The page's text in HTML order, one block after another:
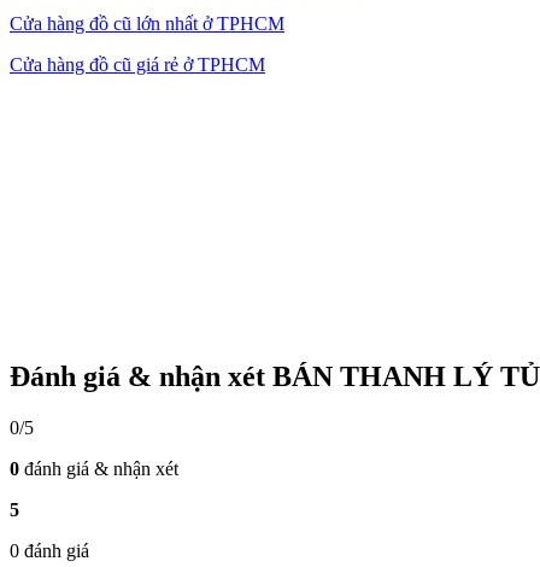
Cửa hàng đồ cũ lớn nhất ở TPHCM
Cửa hàng đồ cũ giá rẻ ở TPHCM
Đánh giá & nhận xét BÁN THANH LÝ
0/5
0 đánh giá & nhận xét
5
0 đánh giá